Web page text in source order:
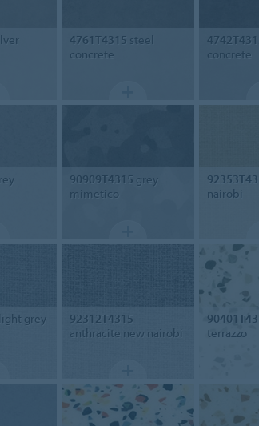
4761T4315 steel
concrete
concrete
90909T4315 grey
mimetico
nairobi
light grey
92312T4315
anthracite new nairobi
terrazzo